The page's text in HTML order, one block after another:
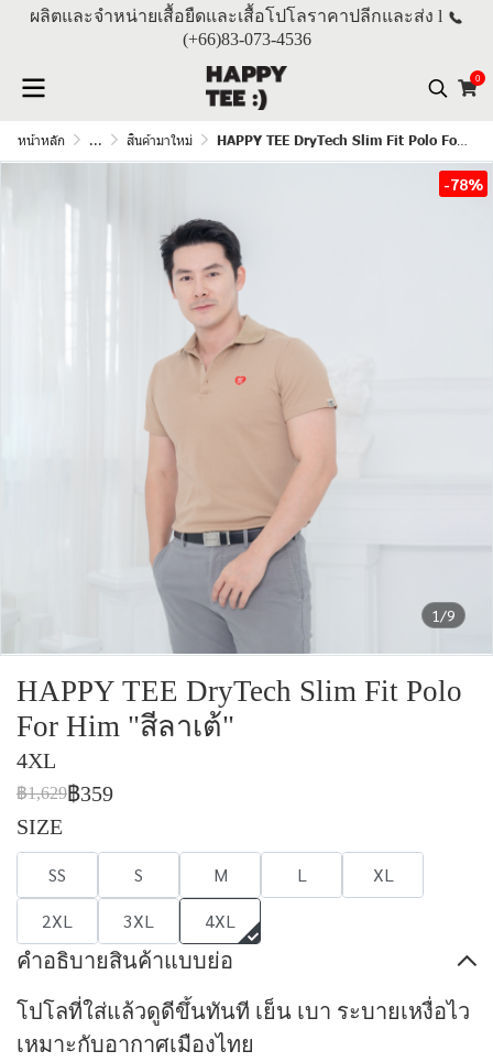
ผลิตและจำหน่ายเสื้อยืดและเสื้อโปโลราคาปลีกและส่ง l
(+66)83-073-4536
0
หน้าหลัก ... สินค้ามาใหม่ HAPPY TEE DryTech Slim Fit Polo For Him "สีลาเต้"
1/9
-78%
HAPPY TEE DryTech Slim Fit Polo
For Him "สีลาเต้"
4XL
฿1,629฿359
SIZE
SS S M L
XL
2XL
3XL 4XL
คำอธิบายสินค้าแบบย่อ
โปโลที่ใส่แล้วดูดีขึ้นทันที เย็น เบา ระบายเหงื่อไว
เหมาะกับอากาศเมืองไทย